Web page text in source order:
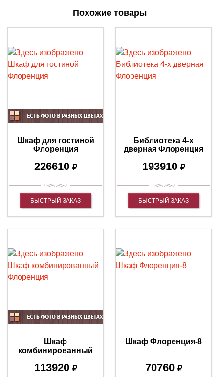
Похожие товары
Шкаф для гостиной
Флоренция
226610 ₽
БЫСТРЫЙ ЗАКАЗ
Библиотека 4-х
дверная Флоренция
193910 ₽
БЫСТРЫЙ ЗАКАЗ
Шкаф
комбинированный
113920 ₽
Шкаф Флоренция-8
70760 ₽